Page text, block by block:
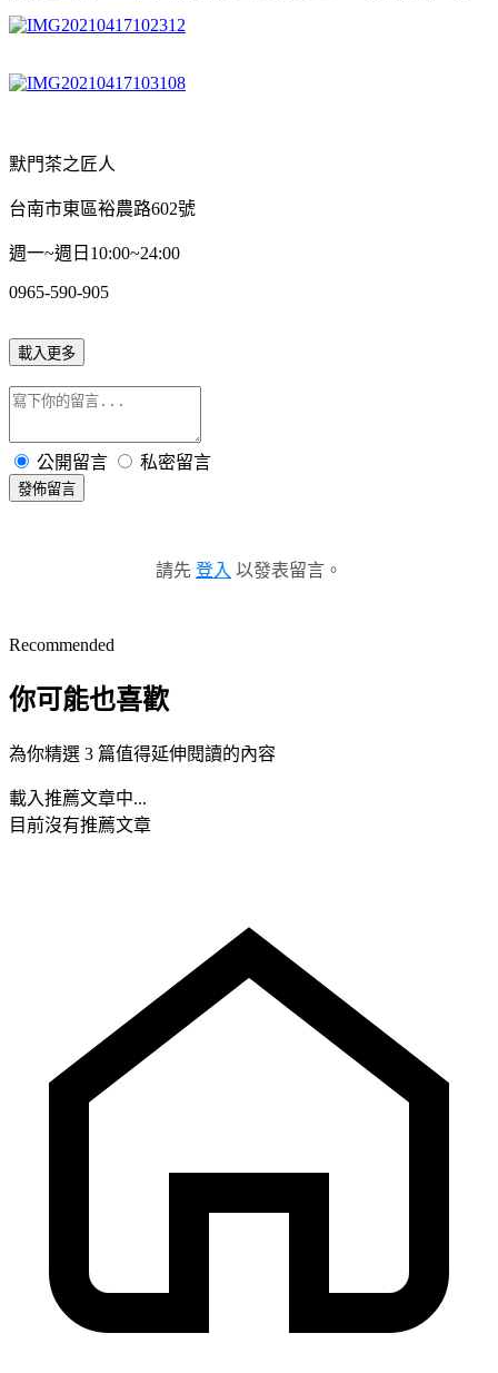
默門茶之匠人
台南市東區裕農路602號
週一~週日10:00~24:00
0965-590-905
載入更多
公開留言 私密留言
發佈留言
請先 登入 以發表留言。
Recommended
你可能也喜歡
為你精選 3 篇值得延伸閱讀的內容
載入推薦文章中...
目前沒有推薦文章